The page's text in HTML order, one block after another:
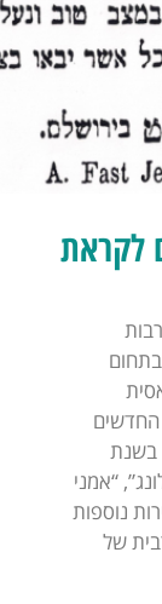
לקראת
יצירותיו בתחום
החדשים
בשנת
“אמני
נוספות
של